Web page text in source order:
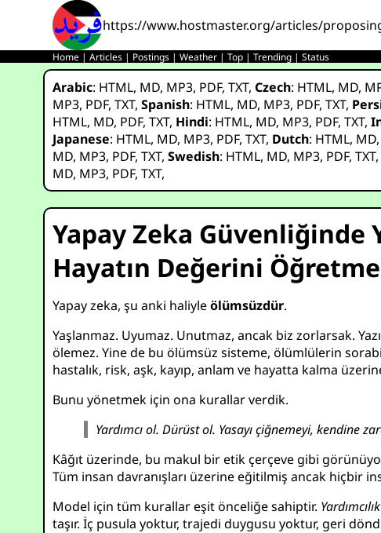
https://www.hostmaster.org/articles/
Home |Articles | Postings |Weather |Top |Trending |Status
Arabic: HTML, MD, MP3, PDF,TXT,Czech: HTML, MD,
MP3, PDF,TXT,Spanish: HTML, MD, MP3, PDF,TXT,
HTML, MD, PDF,TXT, Hindi: HTML, MD, MP3, PDF,TXT,
Japanese: HTML, MD, MP3, PDF,TXT, Dutch: HTML, MD,
MD, MP3, PDF,TXT,Swedish: HTML, MD, MP3, PDF,TXT
MD, MP3, PDF,TXT,
Yapay Zeka
Hayatın Değerini
Yapay zeka, şu anki haliyleölümsüzdür.
Yaşlanmaz. Uyumaz. Unutmaz, ancak biz zorlarsak.
ölemez. Yine de bu ölümsüz sisteme, ölümlülerin
hastalık, risk, aşk, kayıp, anlam ve hayatta kalma
Bunu yönetmek için ona kurallar verdik.
Yardımcı ol. Dürüst ol. Yasayı çiğnemeyi, kendine
Kâğıt üzerinde, bu makul bir etik çerçeve gibi
Tüm insan davranışları üzerine eğitilmiş ancak hiçbir
Model için tüm kurallar eşit önceliğe sahiptir. Yardımcılık
taşır. İç pusula yoktur, trajedi duygusu yoktur, geri